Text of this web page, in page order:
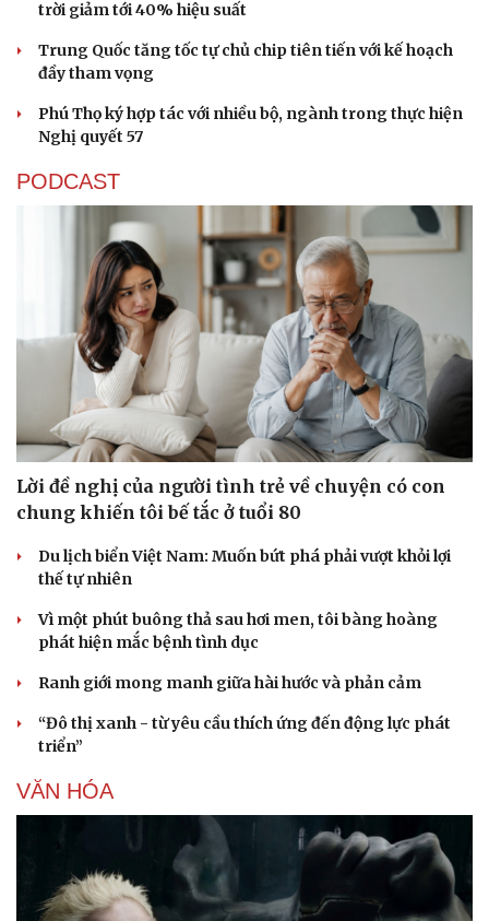
Cây thuốc
Nhi khoa
Nam khoa
Phòng mạch online
Ăn sạch sống khỏe
trời giảm tới 40% hiệu suất
Trung Quốc tăng tốc tự chủ chip tiên tiến với kế hoạch
đầy tham vọng
Phú Thọ ký hợp tác với nhiều bộ, ngành trong thực hiện
Nghị quyết 57
PODCAST
Lời đề nghị của người tình trẻ về chuyện có con
chung khiến tôi bế tắc ở tuổi 80
Du lịch biển Việt Nam: Muốn bứt phá phải vượt khỏi lợi
thế tự nhiên
Vì một phút buông thả sau hơi men, tôi bàng hoàng
phát hiện mắc bệnh tình dục
Ranh giới mong manh giữa hài hước và phản cảm
“Đô thị xanh - từ yêu cầu thích ứng đến động lực phát
triển”
VĂN HÓA